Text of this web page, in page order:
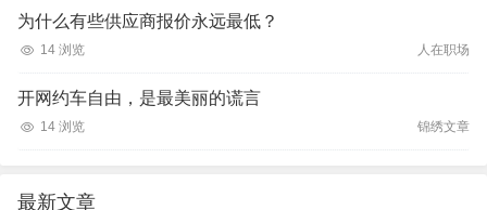
为什么有些供应商报价永远最低？
14 浏览 人在职场
开网约车自由，是最美丽的谎言
14 浏览 锦绣文章
最新文章